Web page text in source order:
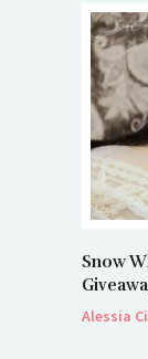
Snow
Alessia